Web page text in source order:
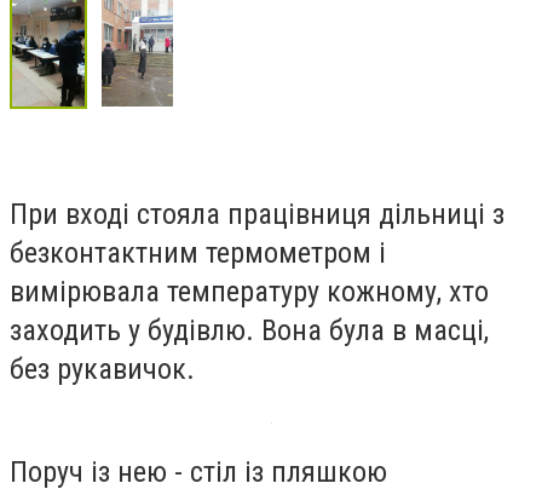
При вході стояла працівниця дільниці з
безконтактним термометром і
вимірювала температуру кожному, хто
заходить у будівлю. Вона була в масці,
без рукавичок.
Поруч із нею - стіл із пляшкою